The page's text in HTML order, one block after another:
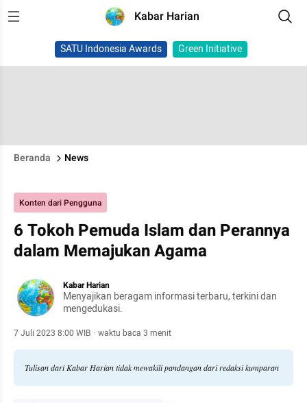
Kabar Harian
SATU Indonesia Awards Green Initiative
Beranda News
Konten dari Pengguna
6 Tokoh Pemuda Islam dan Perannya
dalam Memajukan Agama
Kabar Harian
Menyajikan beragam informasi terbaru, terkini dan
mengedukasi.
7 Juli 2023 8:00 WIB · waktu baca 3 menit
Tulisan dari Kabar Harian tidak mewakili pandangan dari redaksi kumparan